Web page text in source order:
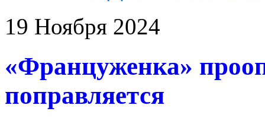
19 Ноября 2024
«Француженка»
поправляется